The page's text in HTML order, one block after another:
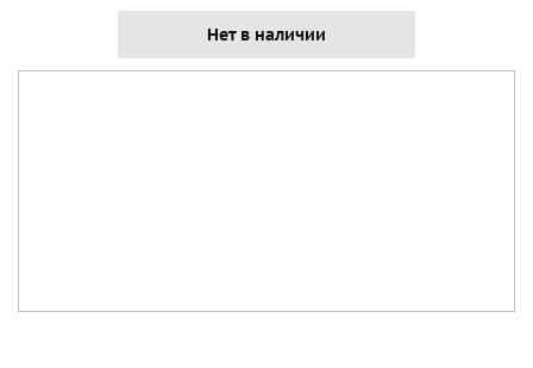
Нет в наличии